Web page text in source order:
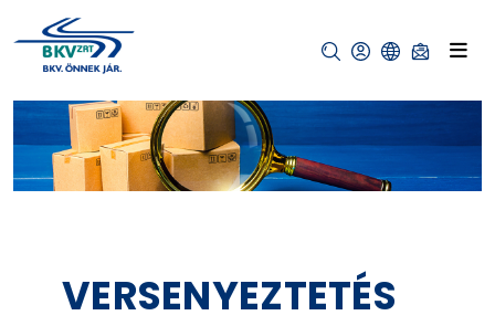
VERSENYEZTETÉS